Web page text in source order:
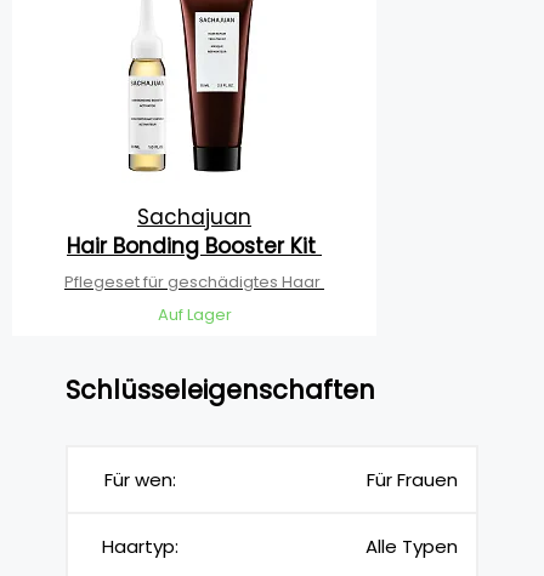
Sachajuan
Hair Bonding Booster Kit
Pflegeset für geschädigtes Haar
Auf Lager
Schlüsseleigenschaften
Für wen: Für Frauen
Haartyp: Alle Typen